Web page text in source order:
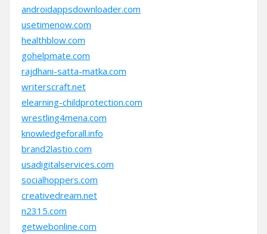
androidappsdownloader.com
usetimenow.com
healthblow.com
gohelpmate.com
rajdhani-satta-matka.com
writerscraft.net
elearning-childprotection.com
wrestling4mena.com
knowledgeforall.info
brand2lastio.com
usadigitalservices.com
socialhoppers.com
creativedream.net
n2315.com
getwebonline.com